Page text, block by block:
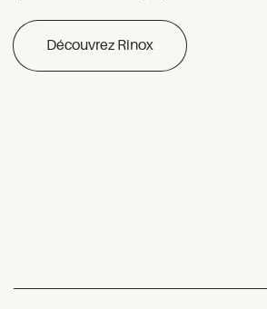
Découvrez Rinox